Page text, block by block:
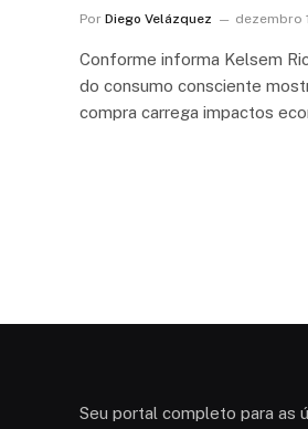
Por Diego Velázquez dezembro
Conforme informa Kelsem
do consumo consciente
compra carrega impactos
Seu portal completo para as